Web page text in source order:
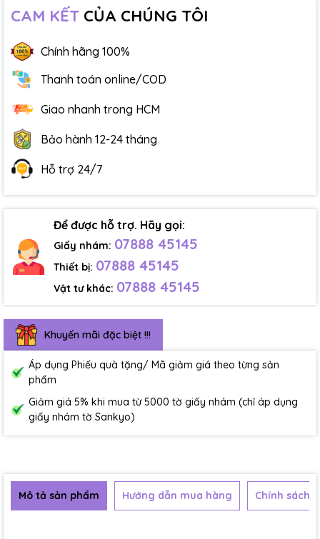
CAM KẾT CỦA CHÚNG TÔI
Chính hãng 100%
Thanh toán online/COD
Giao nhanh trong HCM
Bảo hành 12-24 tháng
Hỗ trợ 24/7
Để được hỗ trợ. Hãy gọi:
Giấy nhám: 07888 45145
Thiết bị: 07888 45145
Vật tư khác: 07888 45145
Khuyến mãi đặc biệt !!!
Áp dụng Phiếu quà tặng/ Mã giảm giá theo từng sản
phẩm
Giảm giá 5% khi mua từ 5000 tờ giấy nhám (chỉ áp dụng
giấy nhám tờ Sankyo)
Mô tả sản phẩm Hướng dẫn mua hàng Chính sách